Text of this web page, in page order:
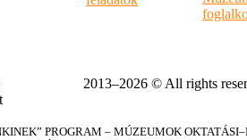
2013–2026 © All rights
PROGRAM – MÚZEUMOK